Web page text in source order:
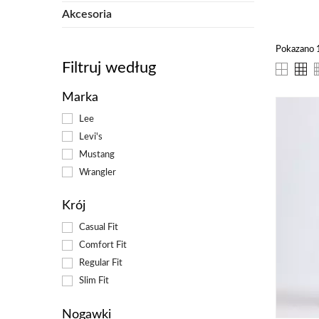
Akcesoria
Filtruj według
Marka
Lee
Levi's
Mustang
Wrangler
Krój
Casual Fit
Comfort Fit
Regular Fit
Slim Fit
Nogawki
Pokazano